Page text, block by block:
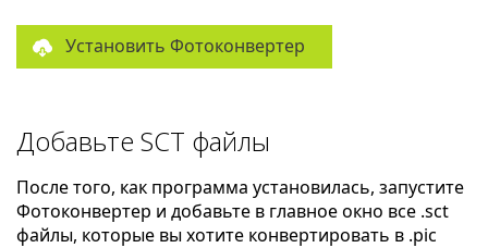
Установить Фотоконвертер
Добавьте SCT файлы
После того, как программа установилась, запустите
Фотоконвертер и добавьте в главное окно все .sct
файлы, которые вы хотите конвертировать в .pic